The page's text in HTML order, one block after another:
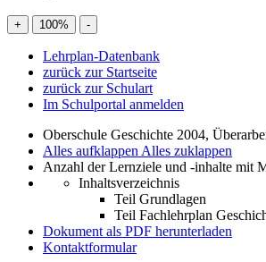
+ 100% -
Lehrplan-Datenbank
zurück zur Startseite
zurück zur Schulart
Im Schulportal anmelden
Oberschule Geschichte 2004,
Alles aufklappen Alles zuklappen
Anzahl der Lernziele und -inhalte mit
Inhaltsverzeichnis
Teil Grundlagen
Teil Fachlehrplan
Dokument als PDF herunterladen
Kontaktformular